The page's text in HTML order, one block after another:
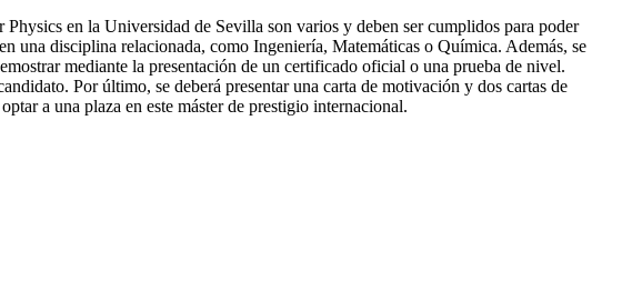
en la Universidad de Sevilla son varios y deben ser cumplidos para poder
una disciplina relacionada, como Ingeniería, Matemáticas o Química. Además, se
mediante la presentación de un certificado oficial o una prueba de nivel.
Por último, se deberá presentar una carta de motivación y dos cartas de
a una plaza en este máster de prestigio internacional.